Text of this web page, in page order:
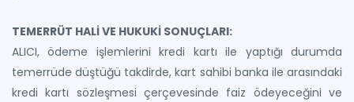
TEMERRÜT HALİ VE HUKUKİ SONUÇLARI:
ALICI, ödeme işlemlerini kredi kartı ile yaptığı durumda
temerrüde düştüğü takdirde, kart sahibi banka ile arasındaki
kredi kartı sözleşmesi çerçevesinde faiz ödeyeceğini ve